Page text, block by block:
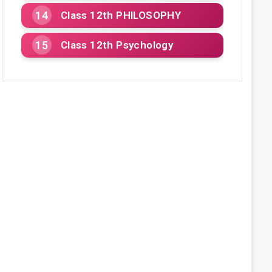
Class 12th PHILOSOPHY
Class 12th Psychology